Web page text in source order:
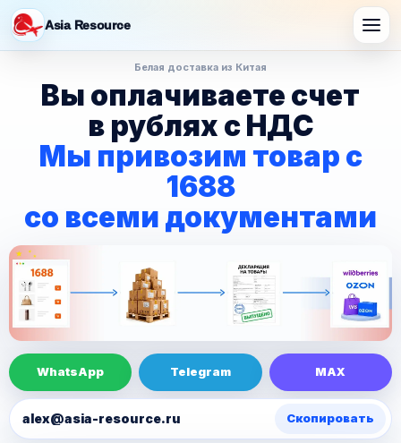
Asia Resource
Белая доставка из Китая
Вы оплачиваете счет
в рублях с НДС
Мы привозим товар с
1688
со всеми документами
WhatsApp Telegram MAX
alex@asia-resource.ru Скопировать